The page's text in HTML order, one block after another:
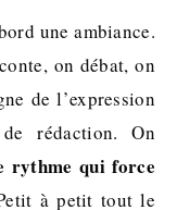
une ambiance.
on débat, on
de l’expression
rédaction. On
rythme qui force
à petit tout le